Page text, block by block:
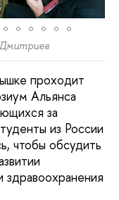
проходит
Альянса
за
из России
чтобы обсудить
здравоохранения